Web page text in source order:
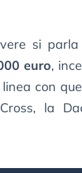
si
euro,
con
la